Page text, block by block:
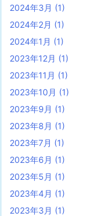
2024年3月 (1)
2024年2月 (1)
2024年1月 (1)
2023年12月 (1)
2023年11月 (1)
2023年10月 (1)
2023年9月 (1)
2023年8月 (1)
2023年7月 (1)
2023年6月 (1)
2023年5月 (1)
2023年4月 (1)
2023年3月 (1)